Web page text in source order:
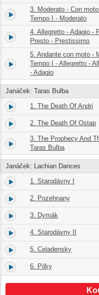
3.
3. Moderato - Con
Tempo I - Moderato
4.
4. Allegretto - Adagio -
Presto - Prestissimo
5.
5. Andante con moto -
Tempo I - Allegretto -
- Adagio
Janáček: Taras Bulba
6. 1. The Death Of Andri
7. 2. The Death Of Ostap
8.
3. The Prophecy And
Taras Bulba
Janáček: Lachian Dances
9. 1. Starodávny I
10. 2. Pozehnany
11. 3. Dymák
12. 4. Starodávny II
13. 5. Celadensky
14. 6. Pilky